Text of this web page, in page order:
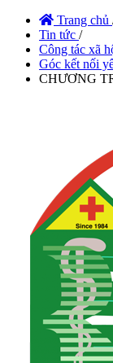
Trang chủ
Tin tức /
Công tác xã
Góc kết nối
CHƯƠNG